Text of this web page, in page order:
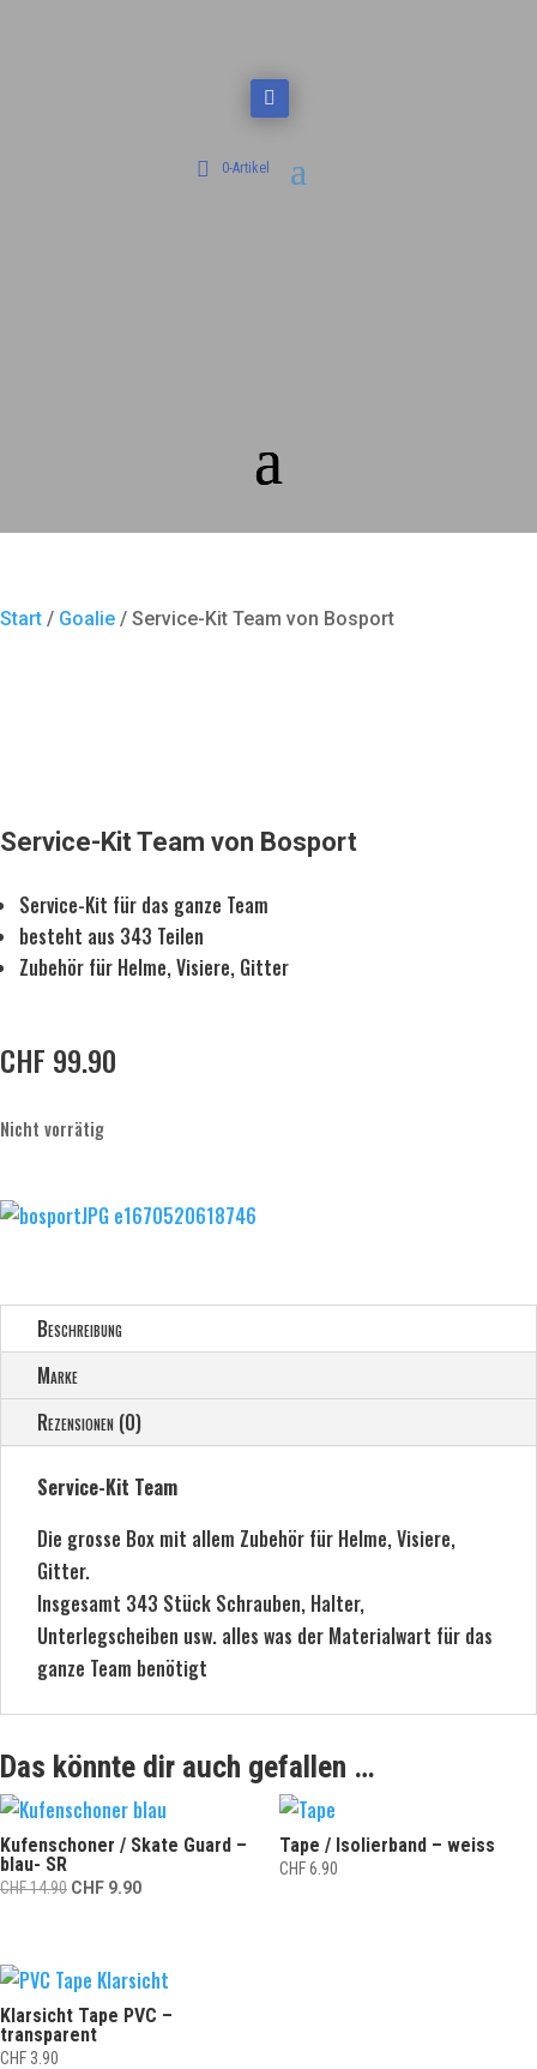
0-Artikel
Start / Goalie / Service-Kit Team von Bosport
Service-Kit Team von Bosport
Service-Kit für das ganze Team
besteht aus 343 Teilen
Zubehör für Helme, Visiere, Gitter
CHF 99.90
Nicht vorrätig
Beschreibung
Marke
Rezensionen (0)
Service-Kit Team
Die grosse Box mit allem Zubehör für Helme, Visiere,
Gitter.
Insgesamt 343 Stück Schrauben, Halter,
Unterlegscheiben usw. alles was der Materialwart für das
ganze Team benötigt
Das könnte dir auch gefallen …
Kufenschoner / Skate Guard –
blau- SR
CHF14.90 Ursprünglicher
CHF 14.90
CHF 9.90Aktueller
CHF 9.90.
Tape / Isolierband – weiss
CHF6.90
Klarsicht Tape PVC –
transparent
CHF 3.90